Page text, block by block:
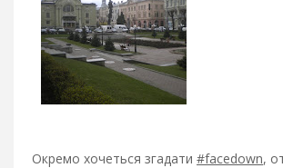
Окремо хочеться згадати #facedown,